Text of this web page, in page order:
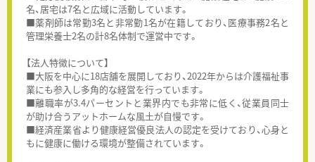
名、居宅は7名と広域に活動しています。
■薬剤師は常勤3名と非常勤1名が在籍しており、医療事務2名と
管理栄養士2名の計8名体制で運営中です。
【法人特徴について】
■大阪を中心に18店舗を展開しており、2022年からは介護福祉事
業にも参入し多角的な経営を行っています。
■離職率が3.4パーセントと業界内でも非常に低く、従業員同士
が助け合うアットホームな風土が自慢です。
■経済産業省より健康経営優良法人の認定を受けており、心身と
もに健康に働ける環境が整備されています。